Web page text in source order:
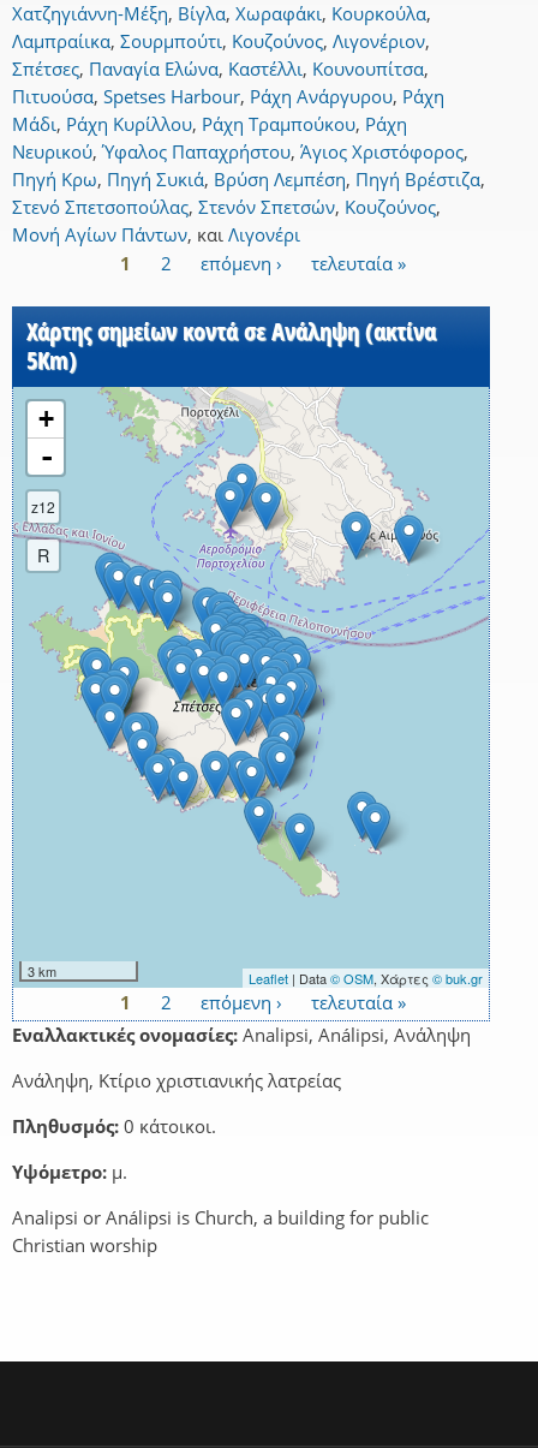
Χατζηγιάννη-Μέξη, Βίγλα, Χωραφάκι, Κουρκούλα,
Λαμπραίικα, Σουρμπούτι, Κουζούνος, Λιγονέριον,
Σπέτσες, Παναγία Ελώνα, Καστέλλι, Κουνουπίτσα,
Πιτυούσα, Spetses Harbour, Ράχη Ανάργυρου, Ράχη
Μάδι, Ράχη Κυρίλλου, Ράχη Τραμπούκου, Ράχη
Νευρικού,Ύφαλος Παπαχρήστου, Άγιος Χριστόφορος,
Πηγή Κρω, Πηγή Συκιά, Βρύση Λεμπέση, Πηγή Βρέστιζα,
Στενό Σπετσοπούλας, Στενόν Σπετσών, Κουζούνος,
Μονή Αγίων Πάντων, και Λιγονέρι
1 2 επόμενη › τελευταία »
Χάρτης σημείων κοντά σε Ανάληψη (ακτίνα
5Km)
+
-
z12
R
3 km Leaflet | Data© OSM, Χάρτες © buk.gr
Σελίδες
1 2 επόμενη ›
τελευταία »
Εναλλακτικές ονομασίες: Analipsi, Análipsi, Ανάληψη
Ανάληψη, Κτίριο χριστιανικής λατρείας
Πληθυσμός: 0 κάτοικοι.
Υψόμετρο: μ.
Analipsi or Análipsi is Church, a building for public
Christian worship